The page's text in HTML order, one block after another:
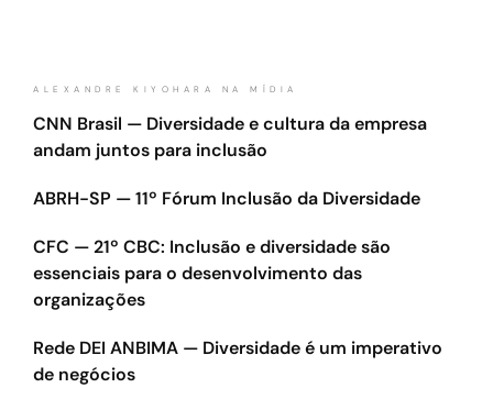
ALEXANDRE KIYOHARA NA MÍDIA
CNN Brasil — Diversidade e cultura da empresa
andam juntos para inclusão
ABRH-SP — 11º Fórum Inclusão da Diversidade
CFC — 21º CBC: Inclusão e diversidade são
essenciais para o desenvolvimento das
organizações
Rede DEI ANBIMA — Diversidade é um imperativo
de negócios